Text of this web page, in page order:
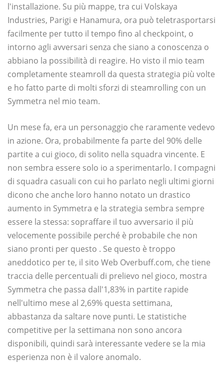
l'installazione. Su più mappe, tra cui Volskaya
Industries, Parigi e Hanamura, ora può teletrasportarsi
facilmente per tutto il tempo fino al checkpoint, o
intorno agli avversari senza che siano a conoscenza o
abbiano la possibilità di reagire. Ho visto il mio team
completamente steamroll da questa strategia più volte
e ho fatto parte di molti sforzi di steamrolling con un
Symmetra nel mio team.
Un mese fa, era un personaggio che raramente vedevo
in azione. Ora, probabilmente fa parte del 90% delle
partite a cui gioco, di solito nella squadra vincente. E
non sembra essere solo io a sperimentarlo. I compagni
di squadra casuali con cui ho parlato negli ultimi giorni
dicono che anche loro hanno notato un drastico
aumento in Symmetra e la strategia sembra sempre
essere la stessa: sopraffare il tuo avversario il più
velocemente possibile perché è probabile che non
siano pronti per questo . Se questo è troppo
aneddotico per te, il sito Web Overbuff.com, che tiene
traccia delle percentuali di prelievo nel gioco, mostra
Symmetra che passa dall'1,83% in partite rapide
nell'ultimo mese al 2,69% questa settimana,
abbastanza da saltare nove punti. Le statistiche
competitive per la settimana non sono ancora
disponibili, quindi sarà interessante vedere se la mia
esperienza non è il valore anomalo.